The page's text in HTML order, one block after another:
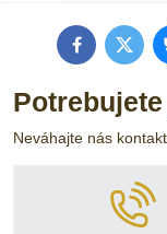
Facebook
Neváhajte nás